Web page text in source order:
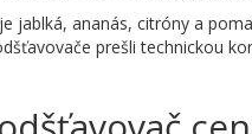
jablká, ananás, citróny a
prešli technickou